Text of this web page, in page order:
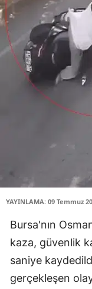
YAYINLAMA: 09 Temmuz
Bursa'nın
kaza, güvenlik
saniye
gerçekleşen